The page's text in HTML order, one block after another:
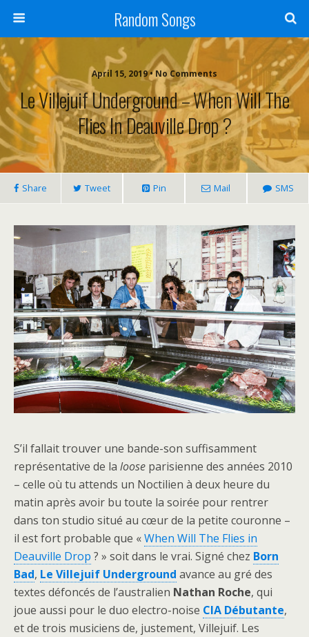
Random Songs
April 15, 2019 • No Comments
Le Villejuif Underground – When Will The
Flies In Deauville Drop ?
Share Tweet Pin Mail SMS
S’il fallait trouver une bande-son suffisamment
représentative de la loose parisienne des années 2010
– celle où tu attends un Noctilien à deux heure du
matin après avoir bu toute la soirée pour rentrer
dans ton studio situé au cœur de la petite couronne –
il est fort probable que «When Will The Flies in
Deauville Drop ? » soit dans le vrai. Signé chez Born
Bad, Le Villejuif Underground avance au gré des
textes défoncés de l’australien Nathan Roche, qui
joue aussi pour le duo electro-noise CIA Débutante,
et de trois musiciens de, justement, Villejuif. Les